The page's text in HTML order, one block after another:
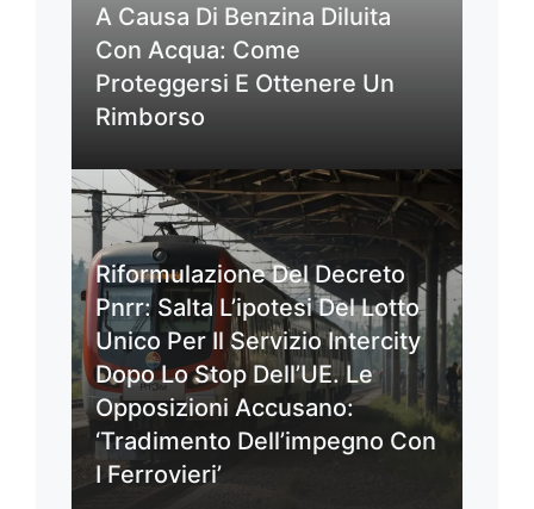
A Causa Di Benzina Diluita
Con Acqua: Come
Proteggersi E Ottenere Un
Rimborso
Riformulazione Del Decreto
Pnrr: Salta L’ipotesi Del Lotto
Unico Per Il Servizio Intercity
Dopo Lo Stop Dell’UE. Le
Opposizioni Accusano:
‘Tradimento Dell’impegno Con
I Ferrovieri’